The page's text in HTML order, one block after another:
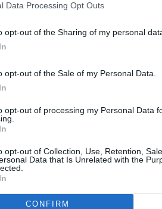
Data Processing Opt Outs
opt-out of the Sharing of my personal
opt-out of the Sale of my Personal Data.
opt-out of processing my Personal Data
opt-out of Collection, Use, Retention,
Data that Is Unrelated with the
CONFIRM
e lavorazione, logistica e
data di sottoscrizione dei Soggetti
innovativa e sistemica alcune
un percorso che permetterà al
un obiettivo comune raggiungibile
la sostenibilità in tutte le sue
Pizzigalli,delegato alle Politiche